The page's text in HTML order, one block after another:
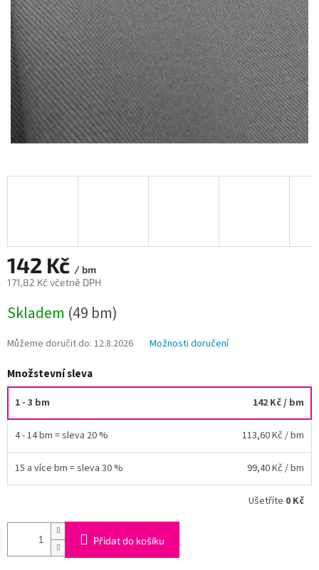
142 Kč / bm
171,82 Kč včetně DPH
cena:
Skladem (49 bm)
Můžeme doručit do: 12.8.2026 Možnosti doručení
Množstevní sleva
1 - 3 bm 142 Kč/ bm
4 - 14 bm = sleva 20 % 113,60 Kč / bm
15 a více bm = sleva 30 % 99,40 Kč / bm
Ušetříte 0 Kč
Přidat do košíku